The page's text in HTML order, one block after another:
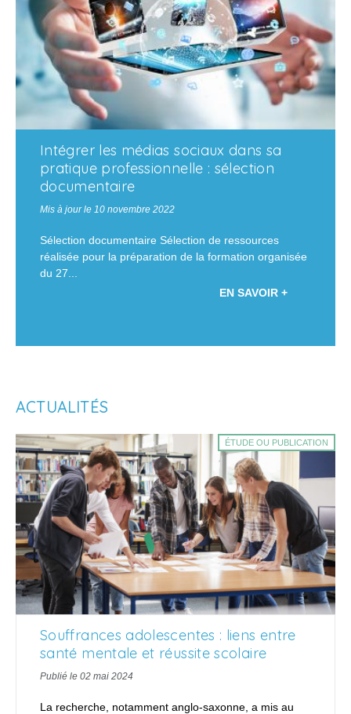
Intégrer les médias sociaux dans sa
pratique professionnelle : sélection
documentaire
Mis à jour le 10 novembre 2022
Sélection documentaire Sélection de ressources
réalisée pour la préparation de la formation organisée
du 27...
EN SAVOIR +
ACTUALITÉS
ÉTUDE OU PUBLICATION
Souffrances adolescentes : liens entre
santé mentale et réussite scolaire
Publié le 02 mai 2024
La recherche, notamment anglo-saxonne, a mis au